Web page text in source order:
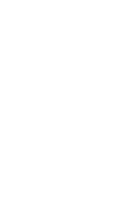
Que faire si
Comment
Où se